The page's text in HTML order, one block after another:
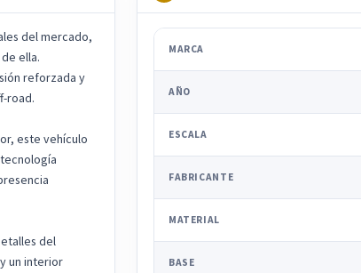
del mercado,
ella.
reforzada y
road.
este vehículo
del
un interior
MARCA
AÑO
ESCALA
FABRICANTE
MATERIAL
BASE